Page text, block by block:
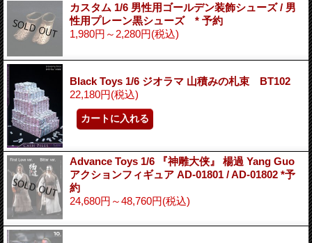
カスタム 1/6 男性用ゴールデン装飾シューズ / 男
性用プレーン黒シューズ * 予約
1,980円～2,280円(税込)
Black Toys 1/6 ジオラマ 山積みの札束 BT102
22,180円(税込)
Advance Toys 1/6 『神雕大侠』 楊過 Yang Guo
アクションフィギュア AD-01801 / AD-01802 *予
約
24,680円～48,760円(税込)